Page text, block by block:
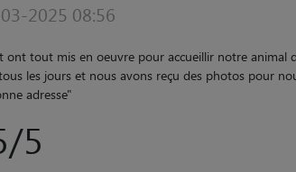
10:53
garde je recommande merci encore"
5